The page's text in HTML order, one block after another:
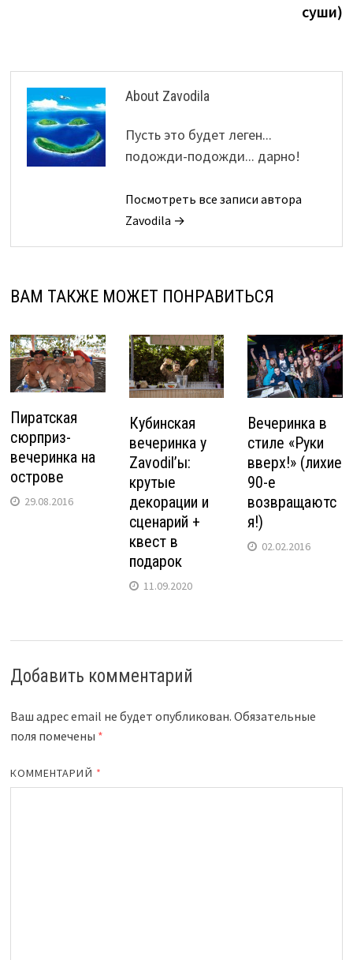
суши)
About Zavodila
Пусть это будет леген...
подожди-подожди... дарно!
Посмотреть все записи автора
Zavodila →
ВАМ ТАКЖЕ МОЖЕТ ПОНРАВИТЬСЯ
Пиратская
сюрприз-
вечеринка на
острове
29.08.2016
Кубинская
вечеринка у
Zavodil’ы:
крутые
декорации и
сценарий +
квест в
подарок
11.09.2020
Вечеринка в
стиле «Руки
вверх!» (лихие
90-е
возвращаютс
я!)
02.02.2016
Добавить комментарий
Ваш адрес email не будет опубликован. Обязательные
поля помечены *
КОММЕНТАРИЙ *